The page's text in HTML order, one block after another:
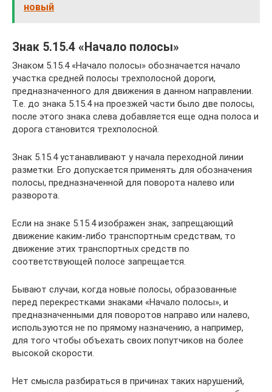
новый
Знак 5.15.4 «Начало полосы»
Знаком 5.15.4 «Начало полосы» обозначается начало
участка средней полосы трехполосной дороги,
предназначенного для движения в данном направлении.
Т.е. до знака 5.15.4 на проезжей части было две полосы,
после этого знака слева добавляется еще одна полоса и
дорога становится трехполосной.
Знак 5.15.4 устанавливают у начала переходной линии
разметки. Его допускается применять для обозначения
полосы, предназначенной для поворота налево или
разворота.
Если на знаке 5.15.4 изображен знак, запрещающий
движение каким-либо транспортным средствам, то
движение этих транспортных средств по
соответствующей полосе запрещается.
Бывают случаи, когда новые полосы, образованные
перед перекрестками знаками «Начало полосы», и
предназначенными для поворотов направо или налево,
используются не по прямому назначению, а например,
для того чтобы объехать своих попутчиков на более
высокой скорости.
Нет смысла разбираться в причинах таких нарушений,